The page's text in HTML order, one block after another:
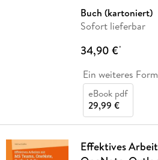
Buch (kartoniert)
Sofort lieferbar
34,90 €*
Ein weiteres
eBook pdf
29,99 €
Effektives